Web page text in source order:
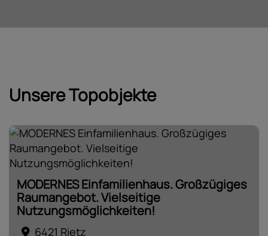
Unsere Topobjekte
MODERNES Einfamilienhaus. Großzügiges
Raumangebot. Vielseitige
Nutzungsmöglichkeiten!
6421 Rietz